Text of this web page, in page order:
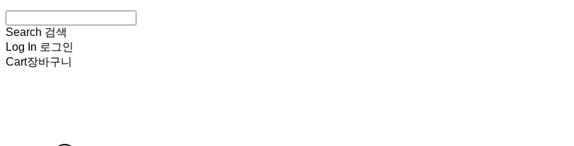
Search 검색
Log In 로그인
Cart장바구니